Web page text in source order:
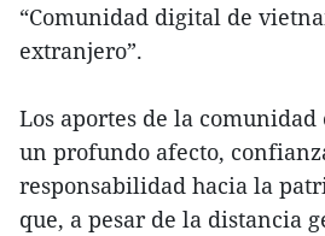
“Comunidad digital de
extranjero”.
Los aportes de la
un profundo afecto,
responsabilidad hacia la
que, a pesar de la distancia